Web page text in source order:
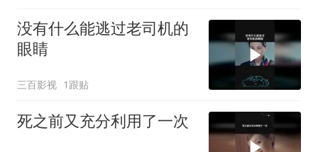
没有什么能逃过老司机的
眼睛
三百影视 1跟贴
死之前又充分利用了一次